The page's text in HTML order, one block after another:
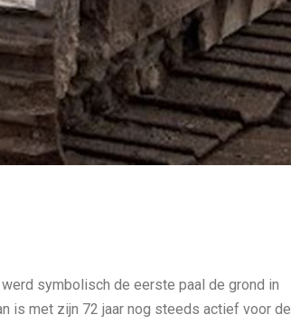
symbolisch de eerste paal de grond in
is met zijn 72 jaar nog steeds actief voor de